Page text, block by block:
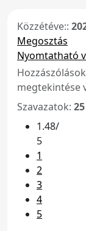
Közzétéve::
Megosztás
Nyomtatható
megtekintése
Szavazatok: 25
1.48/
5
1
2
3
4
5